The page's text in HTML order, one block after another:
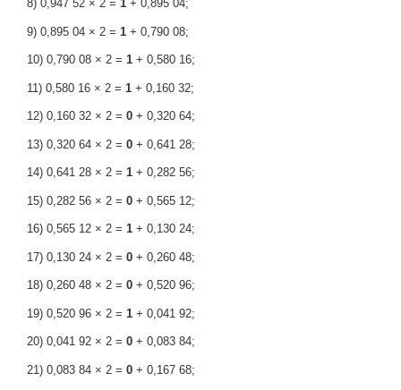
8) 0,947 52 × 2 = 1+ 0,895 04;
9) 0,895 04 × 2 = 1+ 0,790 08;
10) 0,790 08 × 2 = 1+ 0,580 16;
11) 0,580 16 × 2 = 1+ 0,160 32;
12) 0,160 32 × 2 = 0+ 0,320 64;
13) 0,320 64 × 2 = 0+ 0,641 28;
14) 0,641 28 × 2 = 1+ 0,282 56;
15) 0,282 56 × 2 = 0+ 0,565 12;
16) 0,565 12 × 2 = 1+ 0,130 24;
17) 0,130 24 × 2 = 0+ 0,260 48;
18) 0,260 48 × 2 = 0+ 0,520 96;
19) 0,520 96 × 2 = 1+ 0,041 92;
20) 0,041 92 × 2 = 0+ 0,083 84;
21) 0,083 84 × 2 = 0+ 0,167 68;